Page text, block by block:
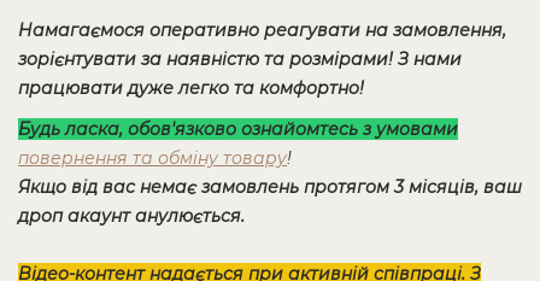
Намагаємося оперативно реагувати на замовлення,
зорієнтувати за наявністю та розмірами! З нами
працювати дуже легко та комфортно!
Будь ласка, обов'язково ознайомтесь з умовами
повернення та обміну товару!
Якщо від вас немає замовлень протягом 3 місяців, ваш
дроп акаунт анулюється.
Відео-контент надається при активній співпраці. З